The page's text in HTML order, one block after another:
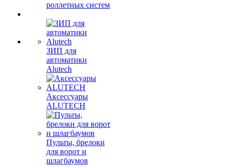
роллетных систем
ЗИП для
автоматики
Alutech
Аксессуары
ALUTECH
Пульты, брелоки
для ворот и
шлагбаумов